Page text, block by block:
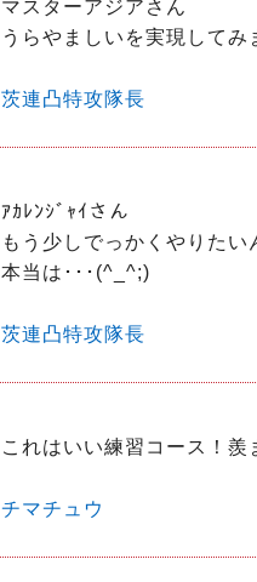
マスターアジアさん
茨連凸特攻隊長
ｱｶﾚﾝｼﾞｬｲさん
もう少しでっかくやりたい
本当は･･･(^_^;)
茨連凸特攻隊長
これはいい練習コース！
チマチュウ